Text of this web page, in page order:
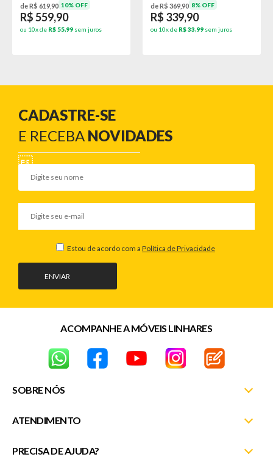
de R$ 619,90 10% OFF
R$ 559,90
ou 10x de R$ 55,99 sem juros
de R$ 369,90 8% OFF
R$ 339,90
ou 10x de R$ 33,99 sem juros
CADASTRE-SE
E RECEBA NOVIDADES
ENVIAR
Estou de acordo com a Política de Privacidade
SOBRE NÓS
Nossas Lojas
ATENDIMENTO
Minha Conta
PRECISA DE AJUDA?
ACOMPANHE A MÓVEIS LINHARES